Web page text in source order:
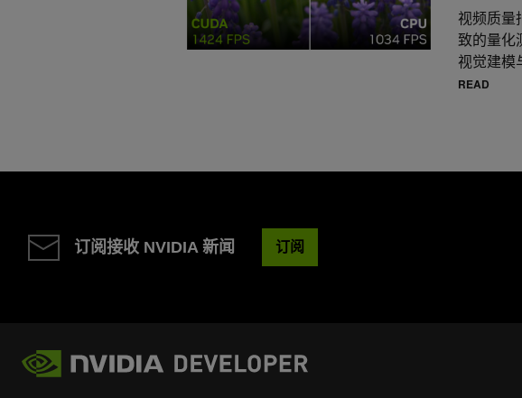
视频质量
致的量化
视觉建模
READ
订阅接收 NVIDIA 新闻 订阅